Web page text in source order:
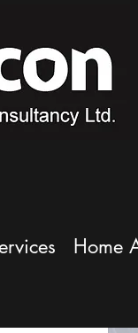
Home